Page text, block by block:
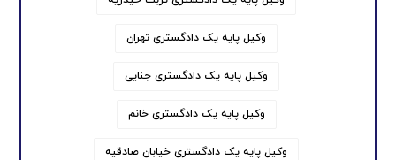
وکیل پایه یک دادگستری تهران
وکیل پایه یک دادگستری جنایی
وکیل پایه یک دادگستری خانم
وکیل پایه یک دادگستری خیابان صادقیه